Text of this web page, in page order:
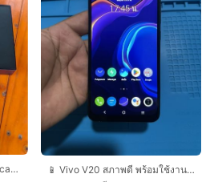
vivo X300 Ultra (16 512) Volcano Black (5G
📱 Vivo V20 สภาพดี พร้อมใช้งาน ราคาเบาๆ ครับ!ราคาเพียง 2,500 บาท (คุยกันได้นิดหน่อ?